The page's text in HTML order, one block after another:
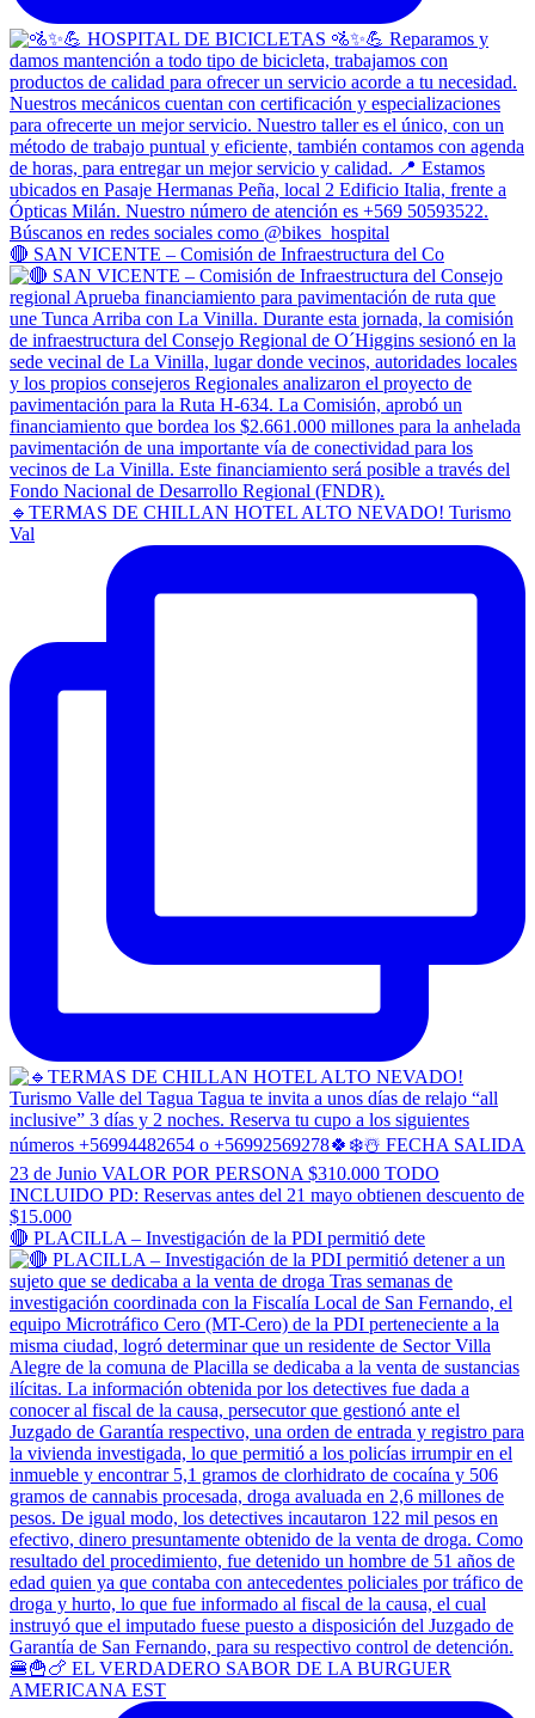
🔴 SAN VICENTE – Comisión de Infraestructura del Co
🔹TERMAS DE CHILLAN HOTEL ALTO NEVADO! Turismo
Val
🔴 PLACILLA – Investigación de la PDI permitió dete
🍔🍟🍗 EL VERDADERO SABOR DE LA BURGUER
AMERICANA EST